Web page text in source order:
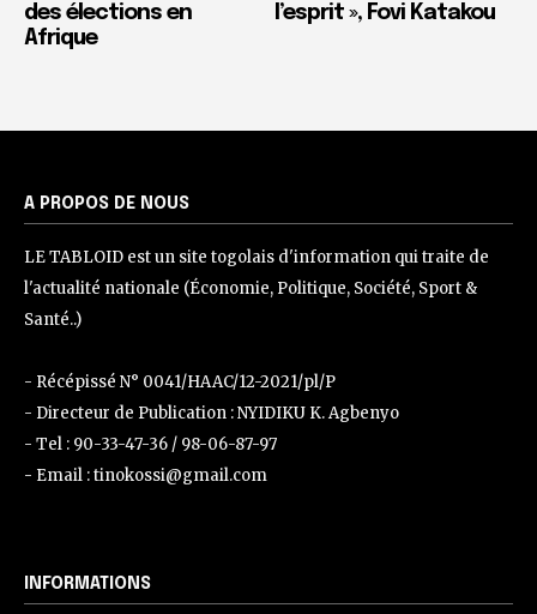
des élections en
Afrique
l’esprit », Fovi Katakou
A PROPOS DE NOUS
LE TABLOID est un site togolais d'information qui traite de
l'actualité nationale (Économie, Politique, Société, Sport &
Santé..)
- Récépissé N° 0041/HAAC/12-2021/pl/P
- Directeur de Publication : NYIDIKU K. Agbenyo
- Tel : 90-33-47-36 / 98-06-87-97
- Email : tinokossi@gmail.com
INFORMATIONS